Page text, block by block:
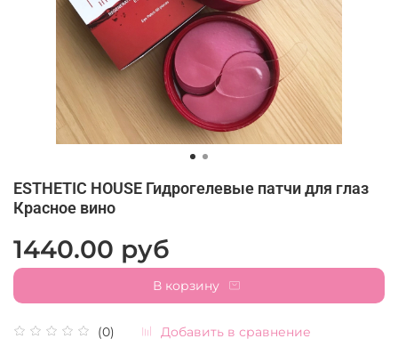
ESTHETIC HOUSE Гидрогелевые патчи для глаз
Красное вино
(0) Добавить в сравнение
1440.00 руб
В корзину